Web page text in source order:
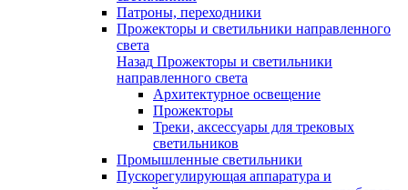
Патроны, переходники
Прожекторы и светильники направленного
света
Назад Прожекторы и светильники
направленного света
Архитектурное освещение
Прожекторы
Треки, аксессуары для трековых
светильников
Промышленные светильники
Пускорегулирующая аппаратура и